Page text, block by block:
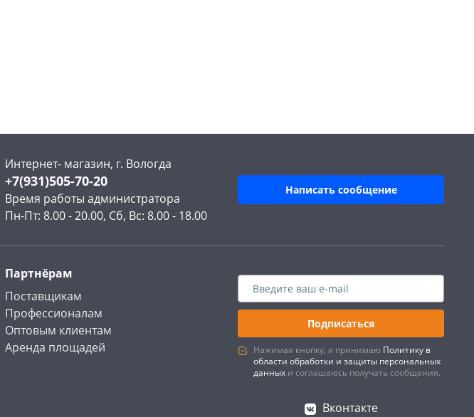
Интернет- магазин, г. Вологда
+7(931)505-70-20
Время работы администратора
Пн-Пт: 8.00 - 20.00, Сб, Вс: 8.00 - 18.00
Написать сообщение
Партнёрам
Поставщикам
Профессионалам
Оптовым клиентам
Аренда площадей
Подписаться
Нажимая кнопку, я принимаю Политику в
области обработки и защиты персональных
данных и соглашаюсь получать сообщения.
Вконтакте
раз в 2 недели